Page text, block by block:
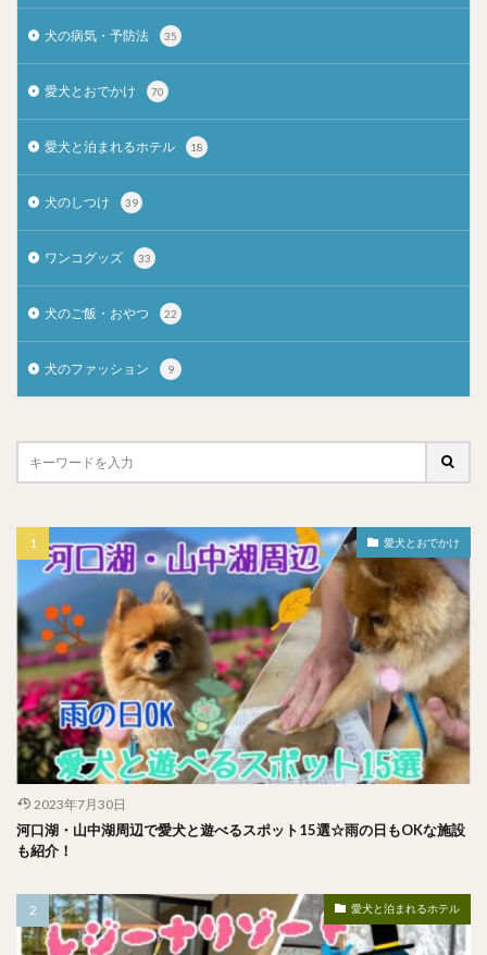
犬の病気・予防法 35
愛犬とおでかけ 70
愛犬と泊まれるホテル 18
犬のしつけ 39
ワンコグッズ 33
犬のご飯・おやつ 22
犬のファッション 9
愛犬とおでかけ
2023年7月30日
河口湖・山中湖周辺で愛犬と遊べるスポット15選☆雨の日もOKな施設
も紹介！
愛犬と泊まれるホテル